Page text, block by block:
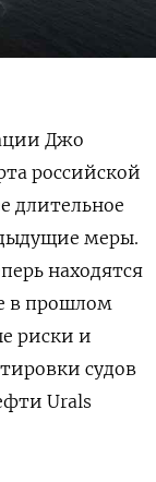
Джо
российской
длительное
меры.
находятся
в прошлом
риски и
судов
Urals